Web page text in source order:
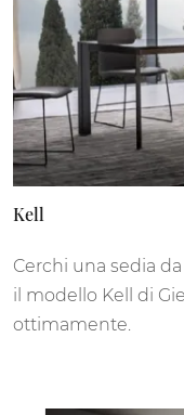
Kell
Cerchi una sedia
il modello Kell di
ottimamente.